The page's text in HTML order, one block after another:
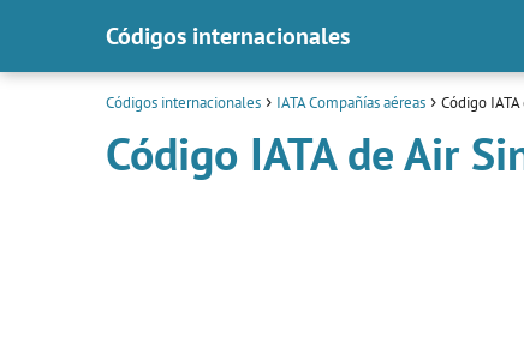
Códigos internacionales
Códigos internacionales IATA Compañías aéreas Código
Código IATA de Air